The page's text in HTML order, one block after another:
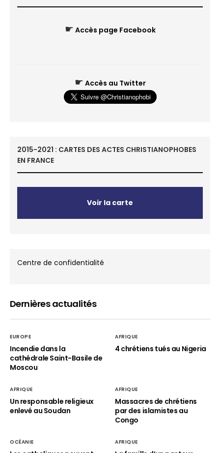
☛ Accès page Facebook
☛ Accès au Twitter
2015-2021 : CARTES DES ACTES CHRISTIANOPHOBES
EN FRANCE
Voir la carte
Centre de confidentialité
Dernières actualités
EUROPE
Incendie dans la
cathédrale Saint-Basile de
Moscou
AFRIQUE
4 chrétiens tués au Nigeria
AFRIQUE
Un responsable religieux
enlevé au Soudan
AFRIQUE
Massacres de chrétiens
par des islamistes au
Congo
OCÉANIE AFRIQUE